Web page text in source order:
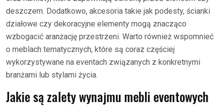
deszczem. Dodatkowo, akcesoria takie jak podesty, ścianki
działowe czy dekoracyjne elementy mogą znacząco
wzbogacić aranżację przestrzeni. Warto również wspomnieć
o meblach tematycznych, które są coraz częściej
wykorzystywane na eventach związanych z konkretnymi
branżami lub stylami życia.
Jakie są zalety wynajmu mebli eventowych